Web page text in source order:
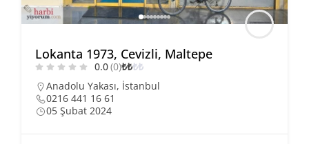
Lokanta 1973, Cevizli, Maltepe
0.0(0)₺₺₺₺
Anadolu Yakası, İstanbul
0216 441 16 61
05 Şubat 2024